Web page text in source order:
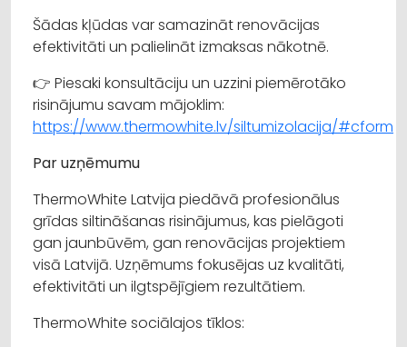
Šādas kļūdas var samazināt renovācijas
efektivitāti un palielināt izmaksas nākotnē.
👉 Piesaki konsultāciju un uzzini piemērotāko
risinājumu savam mājoklim:
https://www.thermowhite.lv/siltumizolacija/#cform
Par uzņēmumu
ThermoWhite Latvija piedāvā profesionālus
grīdas siltināšanas risinājumus, kas pielāgoti
gan jaunbūvēm, gan renovācijas projektiem
visā Latvijā. Uzņēmums fokusējas uz kvalitāti,
efektivitāti un ilgtspējīgiem rezultātiem.
ThermoWhite sociālajos tīklos: